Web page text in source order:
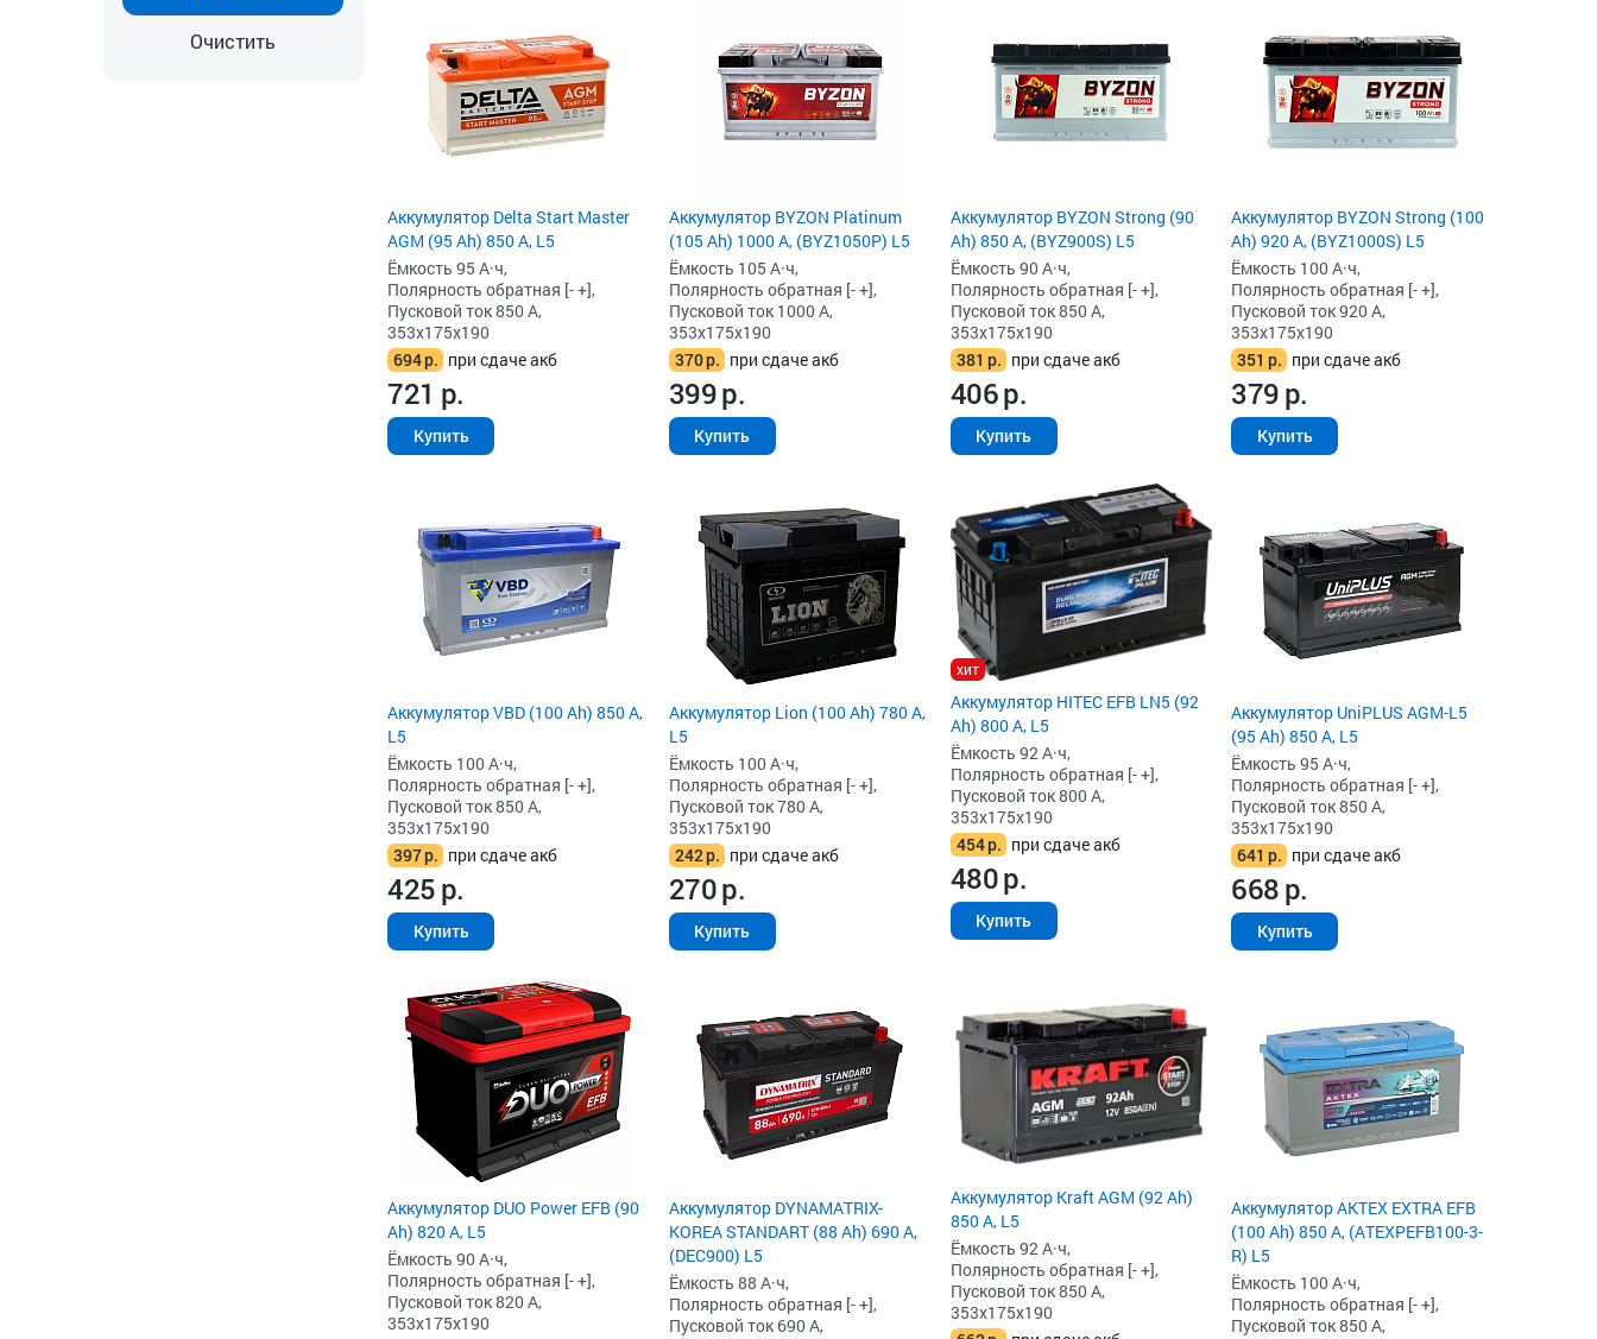
Очистить
Аккумулятор Delta Start Master
AGM (95 Ah) 850 А, L5
Ёмкость 95 А·ч,
Полярность обратная [- +],
Пусковой ток 850 А,
353x175x190
694р. при сдаче акб
721 р.
Купить
Аккумулятор BYZON Platinum
(105 Ah) 1000 А, (BYZ1050P) L5
Ёмкость 105 А·ч,
Полярность обратная [- +],
Пусковой ток 1000 А,
353x175x190
370р. при сдаче акб
399р.
Купить
Аккумулятор BYZON Strong (90
Ah) 850 А, (BYZ900S) L5
Ёмкость 90 А·ч,
Полярность обратная [- +],
Пусковой ток 850 А,
353x175x190
381 р. при сдаче акб
406р.
Купить
Аккумулятор BYZON Strong (100
Ah) 920 А, (BYZ1000S) L5
Ёмкость 100 А·ч,
Полярность обратная [- +],
Пусковой ток 920 А,
353x175x190
351 р. при сдаче акб
379р.
Купить
Аккумулятор VBD (100 Ah) 850 А,
L5
Ёмкость 100 А·ч,
Полярность обратная [- +],
Пусковой ток 850 А,
353x175x190
397р. при сдаче акб
425р.
Купить
Аккумулятор Lion (100 Ah) 780 А,
L5
Ёмкость 100 А·ч,
Полярность обратная [- +],
Пусковой ток 780 А,
353x175x190
242р. при сдаче акб
270р.
Купить
хит
Аккумулятор HITEC EFB LN5 (92
Ah) 800 А, L5
Ёмкость 92 А·ч,
Полярность обратная [- +],
Пусковой ток 800 А,
353x175x190
454р. при сдаче акб
480р.
Купить
Аккумулятор UniPLUS AGM-L5
(95 Ah) 850 А, L5
Ёмкость 95 А·ч,
Полярность обратная [- +],
Пусковой ток 850 А,
353x175x190
641 р. при сдаче акб
668р.
Купить
Аккумулятор DUO Power EFB (90
Ah) 820 А, L5
Ёмкость 90 А·ч,
Полярность обратная [- +],
Пусковой ток 820 А,
353x175x190
Аккумулятор DYNAMATRIX-
KOREA STANDART (88 Ah) 690 А,
(DEC900) L5
Ёмкость 88 А·ч,
Полярность обратная [- +],
Пусковой ток 690 А,
Аккумулятор Kraft AGM (92 Ah)
850 А, L5
Ёмкость 92 А·ч,
Полярность обратная [- +],
Пусковой ток 850 А,
353x175x190
Аккумулятор AKTEX EXTRA EFB
(100 Ah) 850 А, (ATEXPEFB100-3-
R) L5
Ёмкость 100 А·ч,
Полярность обратная [- +],
Пусковой ток 850 А,